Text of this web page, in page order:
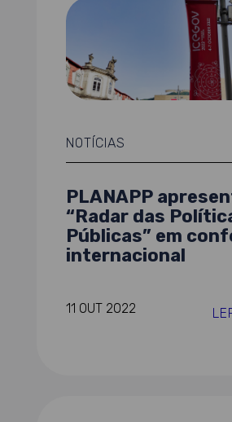
NOTÍCIAS
PLANAPP
“Radar das
Públicas” em
internacional
11 OUT 2022